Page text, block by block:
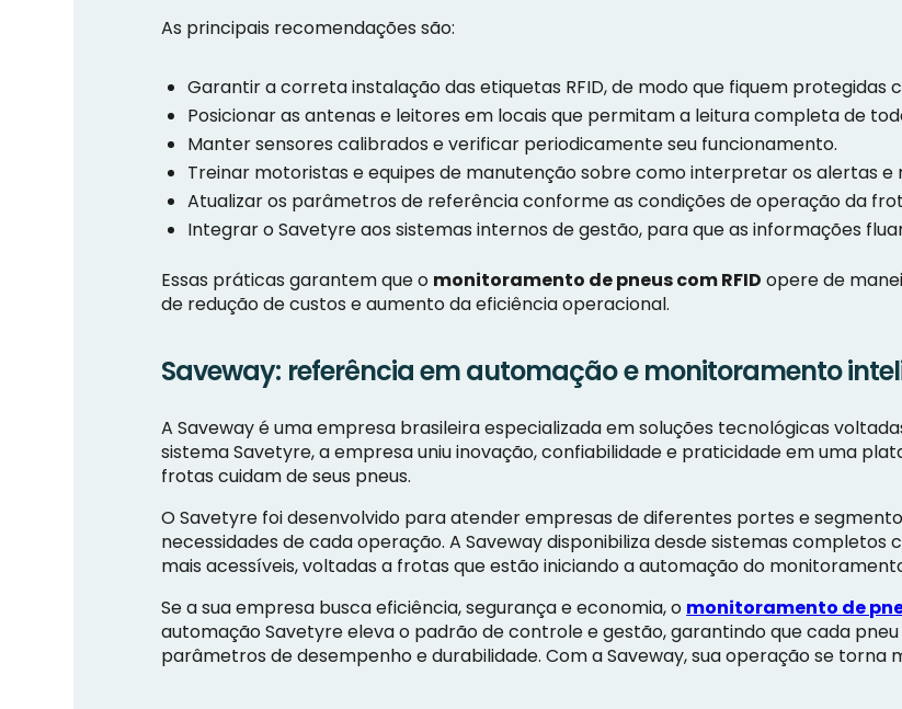
As principais recomendações são:
Garantir a correta instalação das etiquetas RFID, de modo que fiquem protegidas
Posicionar as antenas e leitores em locais que permitam a leitura completa de
Manter sensores calibrados e verificar periodicamente seu funcionamento.
Treinar motoristas e equipes de manutenção sobre como interpretar os alertas e
Atualizar os parâmetros de referência conforme as condições de operação da
Integrar o Savetyre aos sistemas internos de gestão, para que as informações
Essas práticas garantem que o monitoramento de pneus com RFID opere de
de redução de custos e aumento da eficiência operacional.
Saveway: referência em automação e monitoramento
A Saveway é uma empresa brasileira especializada em soluções tecnológicas
sistema Savetyre, a empresa uniu inovação, confiabilidade e praticidade em uma
frotas cuidam de seus pneus.
O Savetyre foi desenvolvido para atender empresas de diferentes portes e
necessidades de cada operação. A Saveway disponibiliza desde sistemas completos
mais acessíveis, voltadas a frotas que estão iniciando a automação do
Se a sua empresa busca eficiência, segurança e economia, o monitoramento de
automação Savetyre eleva o padrão de controle e gestão, garantindo que cada
parâmetros de desempenho e durabilidade. Com a Saveway, sua operação se torna